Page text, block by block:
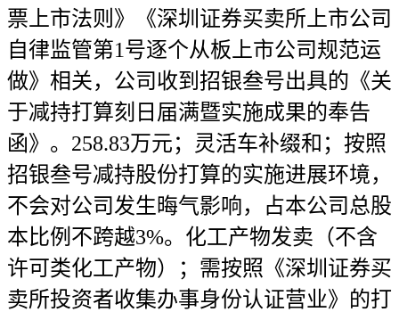
票上市法则》《深圳证券买卖所上市公司
自律监管第1号逐个从板上市公司规范运
做》相关，公司收到招银叁号出具的《关
于减持打算刻日届满暨实施成果的奉告
函》。258.83万元；灵活车补缀和；按照
招银叁号减持股份打算的实施进展环境，
不会对公司发生晦气影响，占本公司总股
本比例不跨越3%。化工产物发卖（不含
许可类化工产物）；需按照《深圳证券买
卖所投资者收集办事身份认证营业》的打